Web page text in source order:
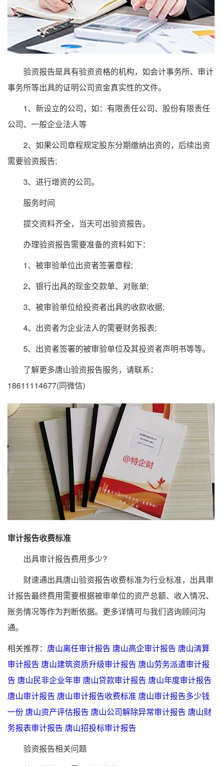
验资报告是具有验资资格的机构，如会计事务所、审计
事务所等出具的证明公司资金真实性的文件。
1、新设立的公司，如：有限责任公司、股份有限责任
公司、一般企业法人等
2、如果公司章程规定股东分期缴纳出资的，后续出资
需要验资报告;
3、进行增资的公司。
服务时间
提交资料齐全，当天可出验资报告。
办理验资报告需要准备的资料如下：
1、被审验单位出资者签署章程;
2、银行出具的现金交款单、对账单;
3、被审验单位给投资者出具的收款收据;
4、出资者为企业法人的需要财务报表;
5、出资者签署的被审验单位及其投资者声明书等等。
了解更多唐山验资报告服务，请联系：
18611114677(同微信)
审计报告收费标准
出具审计报告费用多少?
财速通出具唐山验资报告收费标准为行业标准，出具审
计报告最终费用需要根据被审单位的资产总额、收入情况、
账务情况等作为判断依据。更多详情可与我们咨询顾问沟
通。
相关推荐： 唐山离任审计报告 唐山高企审计报告 唐山清算
审计报告 唐山建筑资质升级审计报告 唐山劳务派遣审计报
告 唐山民非企业年审 唐山贷款审计报告 唐山年度审计报告
唐山审计报告 唐山审计报告收费标准 唐山审计报告多少钱
一份 唐山资产评估报告 唐山公司解除异常审计报告 唐山财
务报表审计报告 唐山招投标审计报告
验资报告相关问题